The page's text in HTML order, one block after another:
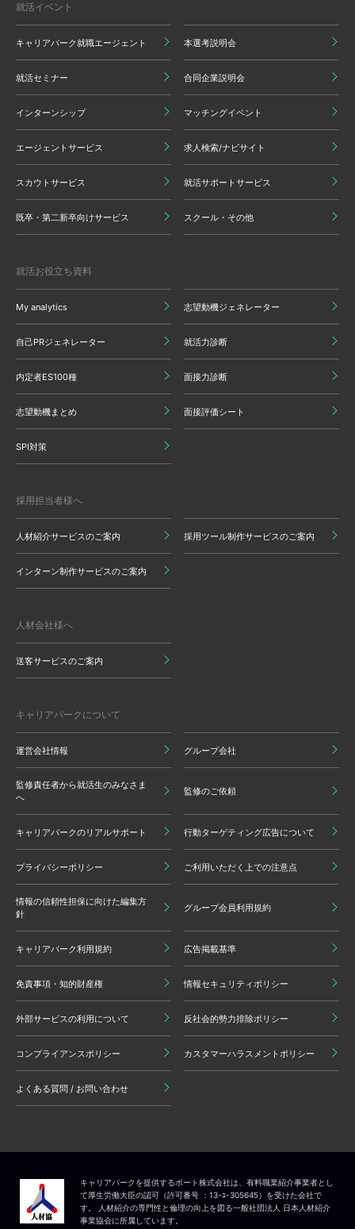
就活イベント
キャリアパーク就職エージェント 本選考説明会
就活セミナー 合同企業説明会
インターンシップ マッチングイベント
エージェントサービス 求人検索/ナビサイト
スカウトサービス 就活サポートサービス
既卒・第二新卒向けサービス スクール・その他
就活お役立ち資料
My analytics 志望動機ジェネレーター
自己PRジェネレーター 就活力診断
内定者ES100種 面接力診断
志望動機まとめ 面接評価シート
SPI対策
採用担当者様へ
人材紹介サービスのご案内 採用ツール制作サービスのご案内
インターン制作サービスのご案内
人材会社様へ
送客サービスのご案内
キャリアパークについて
運営会社情報 グループ会社
監修責任者から就活生のみなさま
へ
監修のご依頼
キャリアパークのリアルサポート 行動ターゲティング広告について
プライバシーポリシー ご利用いただく上での注意点
情報の信頼性担保に向けた編集方
針
グループ会員利用規約
キャリアパーク利用規約 広告掲載基準
免責事項・知的財産権 情報セキュリティポリシー
外部サービスの利用について 反社会的勢力排除ポリシー
コンプライアンスポリシー カスタマーハラスメントポリシー
よくある質問 / お問い合わせ